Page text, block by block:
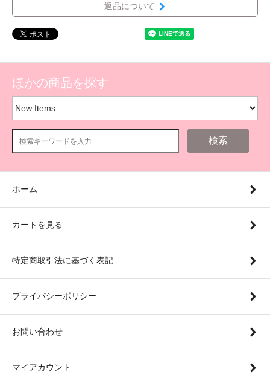
返品について
ほかの商品を探す
検索
ホーム
カートを見る
特定商取引法に基づく表記
プライバシーポリシー
お問い合わせ
マイアカウント